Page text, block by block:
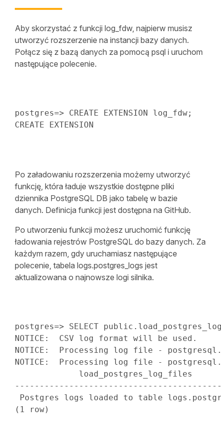
Aby skorzystać z funkcji log_fdw, najpierw musisz
utworzyć rozszerzenie na instancji bazy danych.
Połącz się z bazą danych za pomocą psql i uruchom
następujące polecenie.
postgres=> CREATE EXTENSION log_fdw;
CREATE EXTENSION
Po załadowaniu rozszerzenia możemy utworzyć
funkcję, która ładuje wszystkie dostępne pliki
dziennika PostgreSQL DB jako tabelę w bazie
danych. Definicja funkcji jest dostępna na GitHub.
Po utworzeniu funkcji możesz uruchomić funkcję
ładowania rejestrów PostgreSQL do bazy danych. Za
każdym razem, gdy uruchamiasz następujące
polecenie, tabela logs.postgres_logs jest
aktualizowana o najnowsze logi silnika.
postgres=> SELECT public .
NOTICE:  CSV log format will be used .
NOTICE:  Processing log file - postgresql
NOTICE:  Processing log file - postgresql
Postgres logs loaded to table logs .
( 1 row)